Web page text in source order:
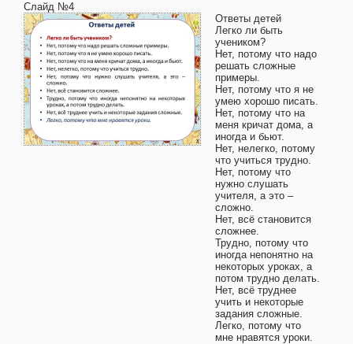
Слайд №4
Ответы детей
Легко ли быть
учеником?
Нет, потому что надо
решать сложные
примеры.
Нет, потому что я не
умею хорошо писать.
Нет, потому что на
меня кричат дома, а
иногда и бьют.
Нет, нелегко, потому
что учиться трудно.
Нет, потому что
нужно слушать
учителя, а это –
сложно.
Нет, всё становится
сложнее.
Трудно, потому что
иногда непонятно на
некоторых уроках, а
потом трудно делать.
Нет, всё труднее
учить и некоторые
задания сложные.
Легко, потому что
мне нравятся уроки.